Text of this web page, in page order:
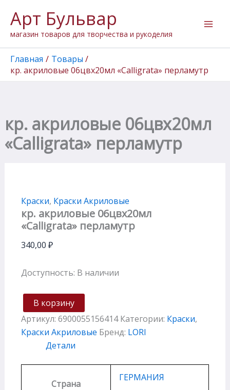
содержимому
Арт Бульвар
магазин товаров для творчества и рукоделия
Главная
Товары
кр. акриловые 06цвх20мл «Calligrata» перламутр
кр. акриловые 06цвх20мл
«Calligrata» перламутр
Краски, Краски Акриловые
кр. акриловые 06цвх20мл
«Calligrata» перламутр
340,00 ₽
Доступность: В наличии
товара
кр.
акриловые
06цвх20мл
"Calligrata"
В корзину
Артикул: 6900055156414 Категории: Краски,
Краски Акриловые Бренд: LORI
Детали
Страна
ГЕРМАНИЯ